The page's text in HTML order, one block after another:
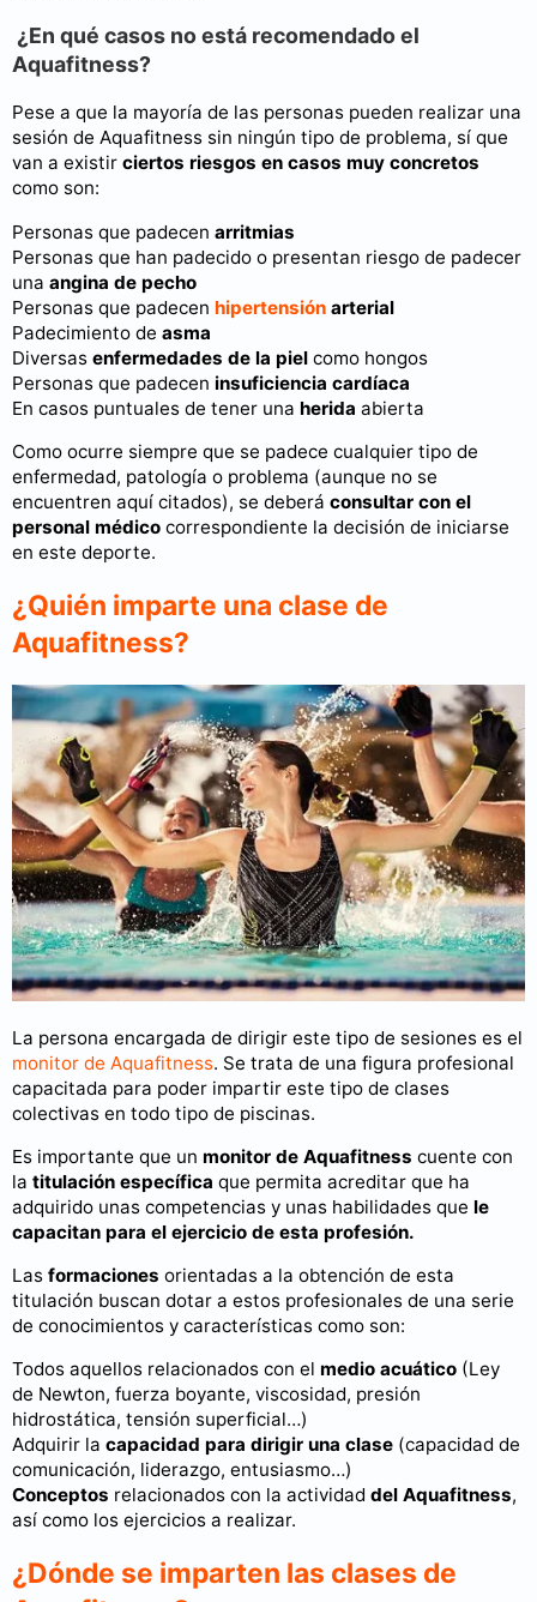
¿En qué casos no está recomendado el
Aquafitness?
Pese a que la mayoría de las personas pueden realizar una
sesión de Aquafitness sin ningún tipo de problema, sí que
van a existir ciertos riesgos en casos muy concretos
como son:
Personas que padecen arritmias
Personas que han padecido o presentan riesgo de padecer
una angina de pecho
Personas que padecen hipertensión arterial
Padecimiento de asma
Diversas enfermedades de la piel como hongos
Personas que padecen insuficiencia cardíaca
En casos puntuales de tener una herida abierta
Como ocurre siempre que se padece cualquier tipo de
enfermedad, patología o problema (aunque no se
encuentren aquí citados), se deberá consultar con el
personal médico correspondiente la decisión de iniciarse
en este deporte.
¿Quién imparte una clase de
Aquafitness?
La persona encargada de dirigir este tipo de sesiones es el
monitor de Aquafitness. Se trata de una figura profesional
capacitada para poder impartir este tipo de clases
colectivas en todo tipo de piscinas.
Es importante que un monitor de Aquafitness cuente con
la titulación específica que permita acreditar que ha
adquirido unas competencias y unas habilidades que le
capacitan para el ejercicio de esta profesión.
Las formaciones orientadas a la obtención de esta
titulación buscan dotar a estos profesionales de una serie
de conocimientos y características como son:
Todos aquellos relacionados con el medio acuático (Ley
de Newton, fuerza boyante, viscosidad, presión
hidrostática, tensión superficial…)
Adquirir la capacidad para dirigir una clase (capacidad de
comunicación, liderazgo, entusiasmo…)
Conceptos relacionados con la actividad del Aquafitness,
así como los ejercicios a realizar.
¿Dónde se imparten las clases de